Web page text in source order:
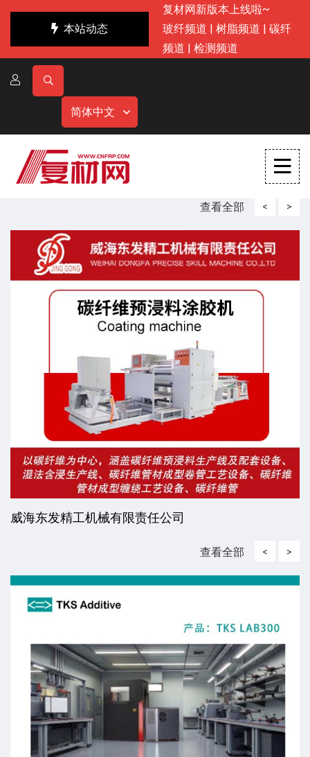
本站动态
复材网新版本上线啦~
玻纤频道 | 树脂频道 | 碳纤
频道 | 检测频道
简体中文
查看全部 <
威海东发精工机械有限责任公司
>
查看全部 < >